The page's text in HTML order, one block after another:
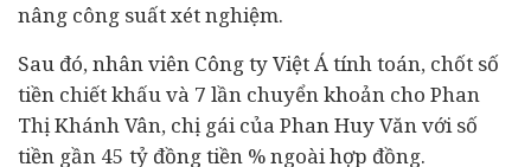
nâng công suất xét nghiệm.
Sau đó, nhân viên Công ty Việt Á tính toán, chốt số
tiền chiết khấu và 7 lần chuyển khoản cho Phan
Thị Khánh Vân, chị gái của Phan Huy Văn với số
tiền gần 45 tỷ đồng tiền % ngoài hợp đồng.